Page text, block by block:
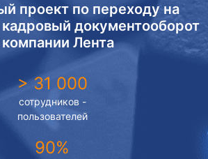
проект по переходу на
документооборот
компании Лента
> 31 000
сотрудников -
пользователей
90%